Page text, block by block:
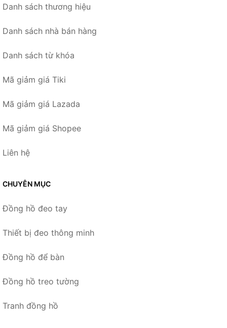
Danh sách thương hiệu
Danh sách nhà bán hàng
Danh sách từ khóa
Mã giảm giá Tiki
Mã giảm giá Lazada
Mã giảm giá Shopee
Liên hệ
CHUYÊN MỤC
Đồng hồ đeo tay
Thiết bị đeo thông minh
Đồng hồ để bàn
Đồng hồ treo tường
Tranh đồng hồ